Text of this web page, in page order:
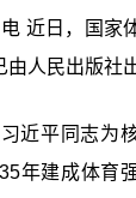
近日，国家
人民出版社
近平同志为
年建成体育